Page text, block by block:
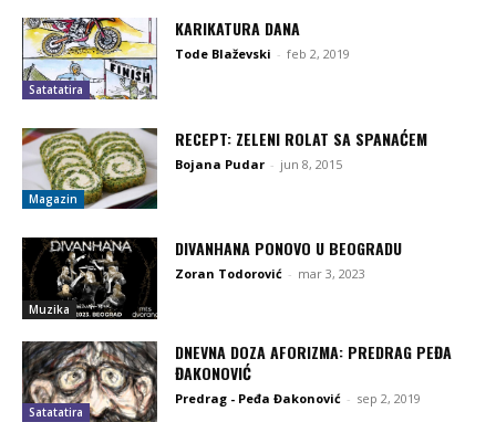
Satatatira
KARIKATURA DANA
Tode Blaževski - feb 2, 2019
Magazin
RECEPT: ZELENI ROLAT SA SPANAĆEM
Bojana Pudar - jun 8, 2015
Muzika
DIVANHANA PONOVO U BEOGRADU
Zoran Todorović - mar 3, 2023
Satatatira
DNEVNA DOZA AFORIZMA: PREDRAG PEĐA
ĐAKONOVIĆ
Predrag - Peđa Đakonović - sep 2, 2019